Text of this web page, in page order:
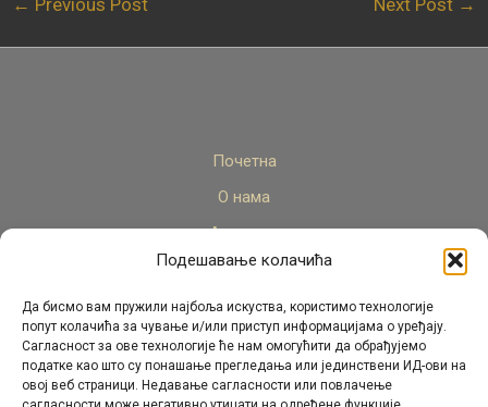
Подешавање колачића
Да бисмо вам пружили најбоља искуства, користимо технологије
попут колачића за чување и/или приступ информацијама о уређају.
Сагласност за ове технологије ће нам омогућити да обрађујемо
податке као што су понашање прегледања или јединствени ИД-ови на
овој веб страници. Недавање сагласности или повлачење
Почетна
О нама
Актуелно
Стручни кадар
Пројекти
Архива
Контакт